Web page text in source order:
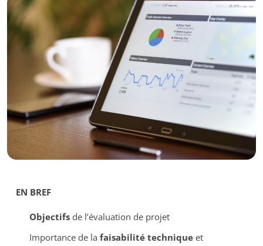
EN BREF
Objectifsde l’évaluation de projet
Importance de la faisabilité techniqueet